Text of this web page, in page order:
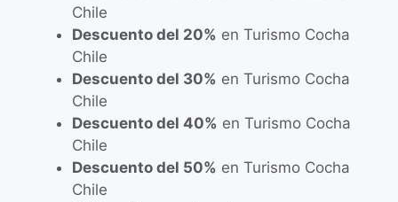
Chile
Descuento del 20% en Turismo Cocha
Chile
Descuento del 30% en Turismo Cocha
Chile
Descuento del 40% en Turismo Cocha
Chile
Descuento del 50% en Turismo Cocha
Chile